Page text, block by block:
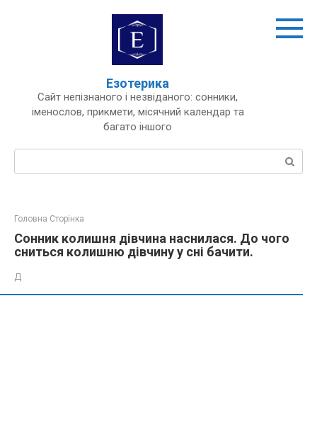
Езотерика
Сайт непізнаного і незвіданого: сонники,
іменослов, прикмети, місячний календар та
багато іншого
Пошук:
Головна Сторінка
Сонник колишня дівчина наснилася. До чого
сниться колишню дівчину у сні бачити.
Д